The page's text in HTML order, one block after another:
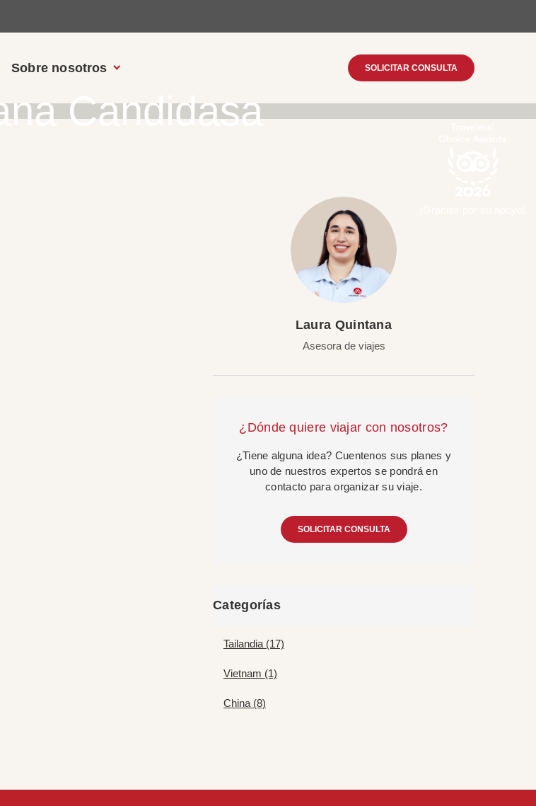
Sobre nosotros SOLICITAR CONSULTA
Candidasa
Laura Quintana
Asesora de viajes
¿Dónde quiere viajar con nosotros?
¿Tiene alguna idea? Cuentenos sus planes y
uno de nuestros expertos se pondrá en
contacto para organizar su viaje.
SOLICITAR CONSULTA
Categorías
Tailandia (17)
Vietnam (1)
China (8)